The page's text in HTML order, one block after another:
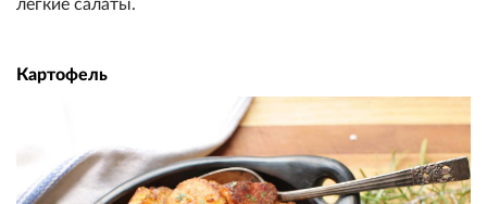
легкие салаты.
Картофель